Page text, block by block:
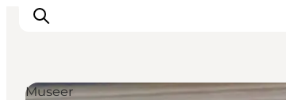
Museer